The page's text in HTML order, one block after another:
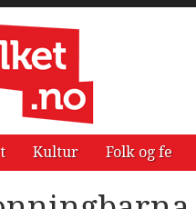
Kultur Folk og fe